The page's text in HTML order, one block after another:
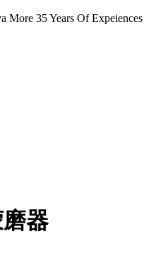
More 35 Years Of Expeiences
器